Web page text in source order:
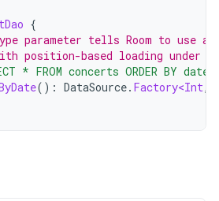
{
parameter tells Room to use a
position-based loading under
* FROM concerts ORDER BY date
(): DataSource. Factory<Int,